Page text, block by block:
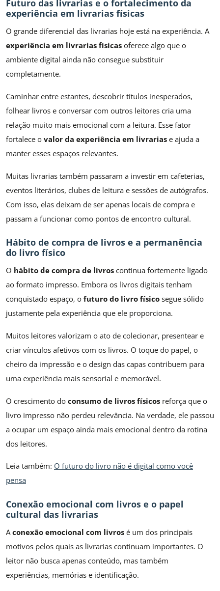
Futuro das livrarias e o fortalecimento da
experiência em livrarias físicas
O grande diferencial das livrarias hoje está na experiência. A
experiência em livrarias físicas oferece algo que o
ambiente digital ainda não consegue substituir
completamente.
Caminhar entre estantes, descobrir títulos inesperados,
folhear livros e conversar com outros leitores cria uma
relação muito mais emocional com a leitura. Esse fator
fortalece o valor da experiência em livrarias e ajuda a
manter esses espaços relevantes.
Muitas livrarias também passaram a investir em cafeterias,
eventos literários, clubes de leitura e sessões de autógrafos.
Com isso, elas deixam de ser apenas locais de compra e
passam a funcionar como pontos de encontro cultural.
Hábito de compra de livros e a permanência
do livro físico
O hábito de compra de livros continua fortemente ligado
ao formato impresso. Embora os livros digitais tenham
conquistado espaço, o futuro do livro físico segue sólido
justamente pela experiência que ele proporciona.
Muitos leitores valorizam o ato de colecionar, presentear e
criar vínculos afetivos com os livros. O toque do papel, o
cheiro da impressão e o design das capas contribuem para
uma experiência mais sensorial e memorável.
O crescimento do consumo de livros físicos reforça que o
livro impresso não perdeu relevância. Na verdade, ele passou
a ocupar um espaço ainda mais emocional dentro da rotina
dos leitores.
Leia também: O futuro do livro não é digital como você
pensa
Conexão emocional com livros e o papel
cultural das livrarias
A conexão emocional com livros é um dos principais
motivos pelos quais as livrarias continuam importantes. O
leitor não busca apenas conteúdo, mas também
experiências, memórias e identificação.